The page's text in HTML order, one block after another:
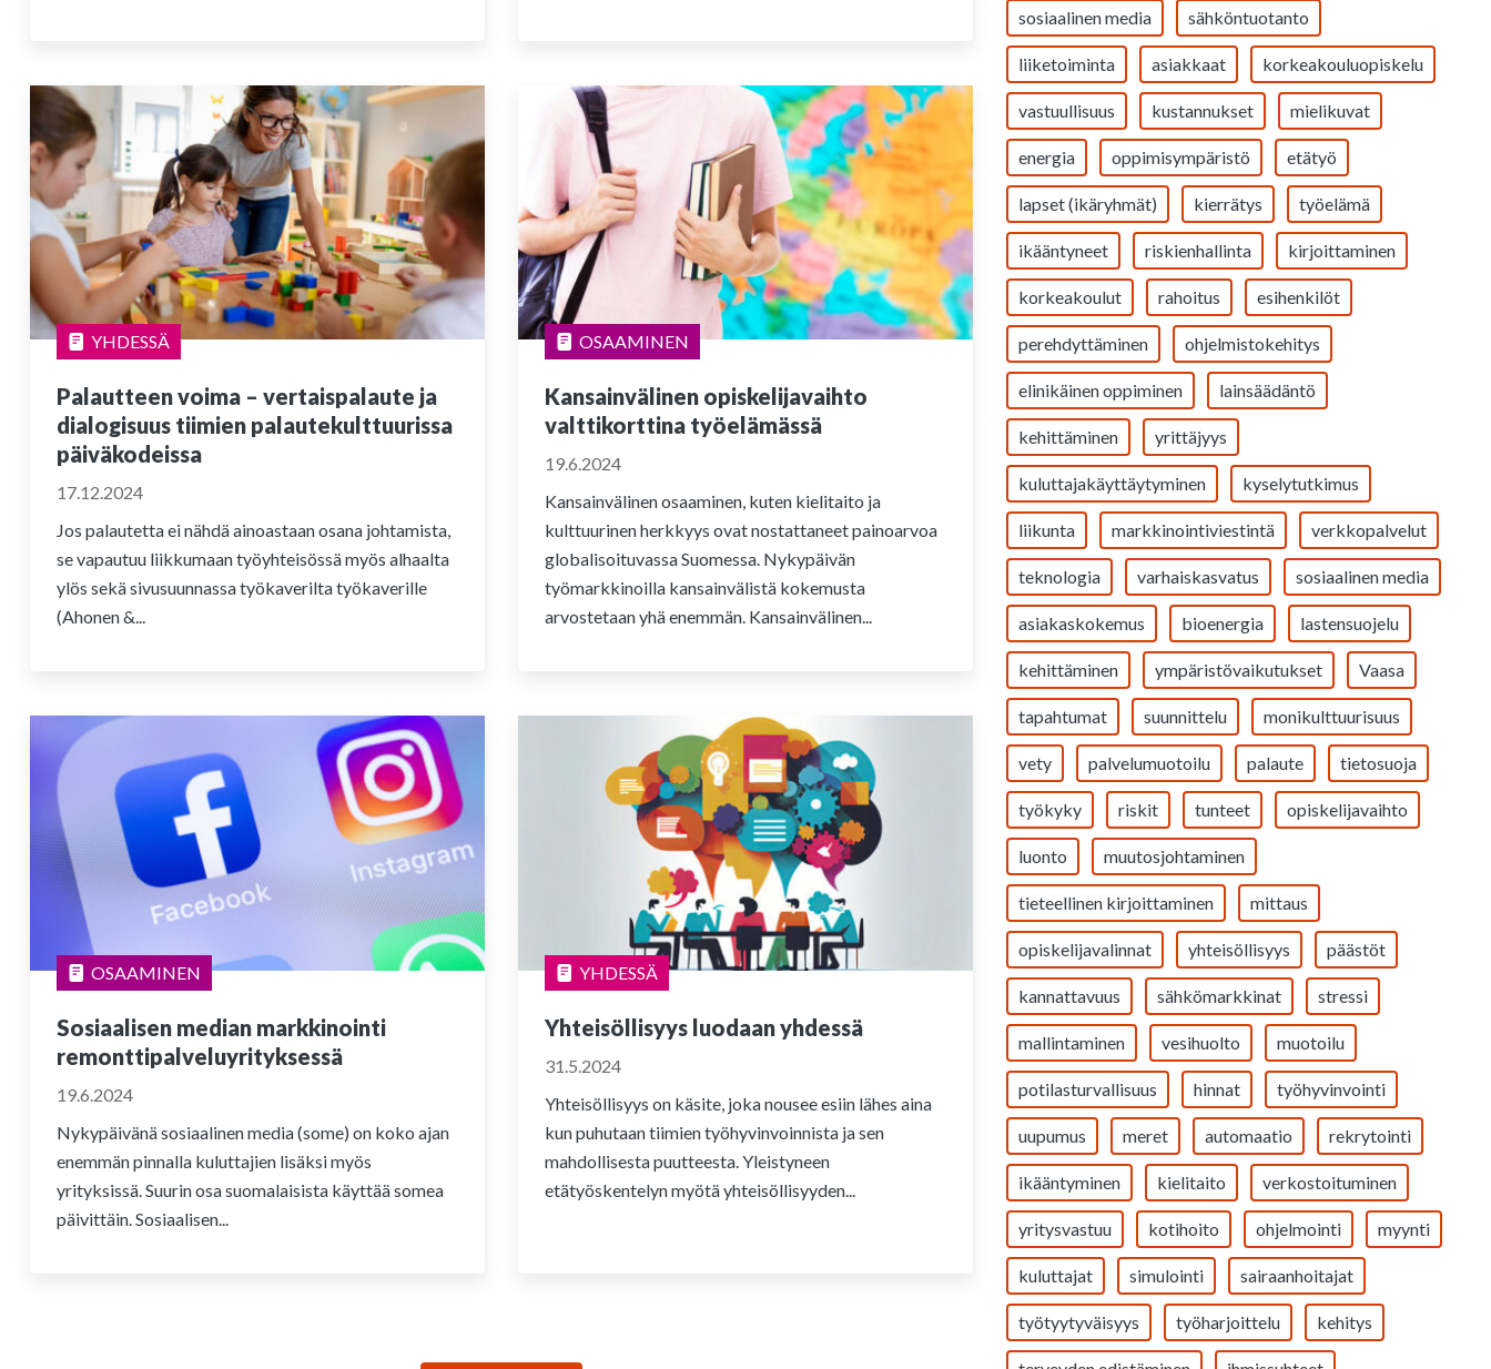
YHDESSÄ
Palautteen voima – vertaispalaute ja
dialogisuus tiimien palautekulttuurissa
päiväkodeissa
17.12.2024
Jos palautetta ei nähdä ainoastaan osana johtamista,
se vapautuu liikkumaan työyhteisössä myös alhaalta
ylös sekä sivusuunnassa työkaverilta työkaverille
(Ahonen &...
OSAAMINEN
Kansainvälinen opiskelijavaihto
valttikorttina työelämässä
19.6.2024
Kansainvälinen osaaminen, kuten kielitaito ja
kulttuurinen herkkyys ovat nostattaneet painoarvoa
globalisoituvassa Suomessa. Nykypäivän
työmarkkinoilla kansainvälistä kokemusta
arvostetaan yhä enemmän. Kansainvälinen...
OSAAMINEN
Sosiaalisen median markkinointi
remonttipalveluyrityksessä
19.6.2024
Nykypäivänä sosiaalinen media (some) on koko ajan
enemmän pinnalla kuluttajien lisäksi myös
yrityksissä. Suurin osa suomalaisista käyttää somea
päivittäin. Sosiaalisen...
YHDESSÄ
Yhteisöllisyys luodaan yhdessä
31.5.2024
Yhteisöllisyys on käsite, joka nousee esiin lähes aina
kun puhutaan tiimien työhyvinvoinnista ja sen
mahdollisesta puutteesta. Yleistyneen
etätyöskentelyn myötä yhteisöllisyyden...
sosiaalinen media sähköntuotanto
liiketoiminta asiakkaat korkeakouluopiskelu
vastuullisuus kustannukset mielikuvat
energia oppimisympäristö etätyö
lapset (ikäryhmät) kierrätys työelämä
ikääntyneet riskienhallinta kirjoittaminen
korkeakoulut rahoitus esihenkilöt
perehdyttäminen ohjelmistokehitys
elinikäinen oppiminen lainsäädäntö
kehittäminen yrittäjyys
kuluttajakäyttäytyminen kyselytutkimus
liikunta markkinointiviestintä verkkopalvelut
teknologia varhaiskasvatus sosiaalinen media
asiakaskokemus bioenergia lastensuojelu
kehittäminen ympäristövaikutukset Vaasa
tapahtumat suunnittelu monikulttuurisuus
vety palvelumuotoilu palaute tietosuoja
työkyky riskit tunteet opiskelijavaihto
luonto muutosjohtaminen
tieteellinen kirjoittaminen mittaus
opiskelijavalinnat yhteisöllisyys päästöt
kannattavuus sähkömarkkinat stressi
mallintaminen vesihuolto muotoilu
potilasturvallisuus hinnat työhyvinvointi
uupumus meret automaatio rekrytointi
ikääntyminen kielitaito verkostoituminen
yritysvastuu kotihoito ohjelmointi myynti
kuluttajat simulointi sairaanhoitajat
työtyytyväisyys työharjoittelu kehitys